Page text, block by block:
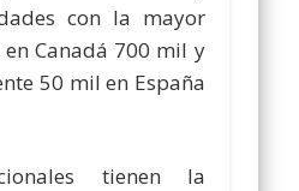
con la mayor
Canadá 700 mil y
50 mil en España
tienen la